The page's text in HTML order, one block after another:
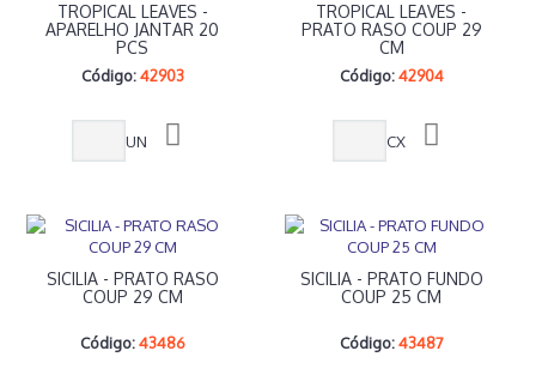
TROPICAL LEAVES -
APARELHO JANTAR 20
PCS
Código:42903
UN
TROPICAL LEAVES -
PRATO RASO COUP 29
CM
Código:42904
CX
SICILIA - PRATO RASO
COUP 29 CM
Código:43486
SICILIA - PRATO FUNDO
COUP 25 CM
Código:43487